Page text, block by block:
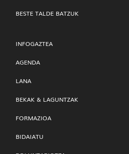
BESTE TALDE BATZUK
INFOGAZTEA
AGENDA
LANA
BEKAK & LAGUNTZAK
FORMAZIOA
BIDAIATU